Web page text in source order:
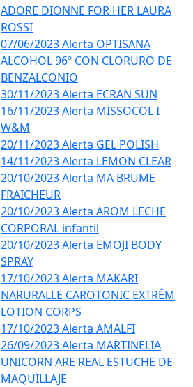
ADORE DIONNE FOR HER LAURA
ROSSI
07/06/2023 Alerta OPTISANA
ALCOHOL 96º CON CLORURO DE
BENZALCONIO
30/11/2023 Alerta ECRAN SUN
16/11/2023 Alerta MISSOCOL I
W&M
20/11/2023 Alerta GEL POLISH
14/11/2023 Alerta LEMON CLEAR
20/10/2023 Alerta MA BRUME
FRAICHEUR
20/10/2023 Alerta AROM LECHE
CORPORAL infantil
20/10/2023 Alerta EMOJI BODY
SPRAY
17/10/2023 Alerta MAKARI
NARURALLE CAROTONIC EXTRÊM
LOTION CORPS
17/10/2023 Alerta AMALFI
26/09/2023 Alerta MARTINELIA
UNICORN ARE REAL ESTUCHE DE
MAQUILLAJE